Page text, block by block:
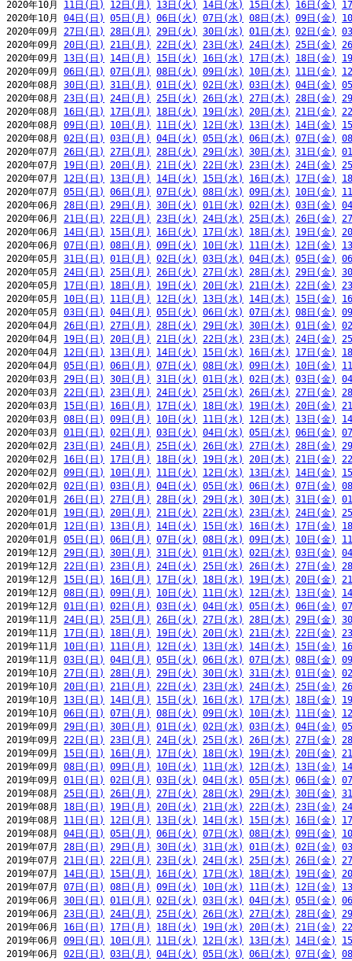
2020年10月 11日(日) 12日(月) 13日(火) 14日(水) 15日(木) 16日(金)
2020年10月 04日(日) 05日(月) 06日(火) 07日(水) 08日(木) 09日(金)
2020年09月 27日(日) 28日(月) 29日(火) 30日(水) 01日(木) 02日(金)
2020年09月 20日(日) 21日(月) 22日(火) 23日(水) 24日(木) 25日(金)
2020年09月 13日(日) 14日(月) 15日(火) 16日(水) 17日(木) 18日(金)
2020年09月 06日(日) 07日(月) 08日(火) 09日(水) 10日(木) 11日(金)
2020年08月 30日(日) 31日(月) 01日(火) 02日(水) 03日(木) 04日(金)
2020年08月 23日(日) 24日(月) 25日(火) 26日(水) 27日(木) 28日(金)
2020年08月 16日(日) 17日(月) 18日(火) 19日(水) 20日(木) 21日(金)
2020年08月 09日(日) 10日(月) 11日(火) 12日(水) 13日(木) 14日(金)
2020年08月 02日(日) 03日(月) 04日(火) 05日(水) 06日(木) 07日(金)
2020年07月 26日(日) 27日(月) 28日(火) 29日(水) 30日(木) 31日(金)
2020年07月 19日(日) 20日(月) 21日(火) 22日(水) 23日(木) 24日(金)
2020年07月 12日(日) 13日(月) 14日(火) 15日(水) 16日(木) 17日(金)
2020年07月 05日(日) 06日(月) 07日(火) 08日(水) 09日(木) 10日(金)
2020年06月 28日(日) 29日(月) 30日(火) 01日(水) 02日(木) 03日(金)
2020年06月 21日(日) 22日(月) 23日(火) 24日(水) 25日(木) 26日(金)
2020年06月 14日(日) 15日(月) 16日(火) 17日(水) 18日(木) 19日(金)
2020年06月 07日(日) 08日(月) 09日(火) 10日(水) 11日(木) 12日(金)
2020年05月 31日(日) 01日(月) 02日(火) 03日(水) 04日(木) 05日(金)
2020年05月 24日(日) 25日(月) 26日(火) 27日(水) 28日(木) 29日(金)
2020年05月 17日(日) 18日(月) 19日(火) 20日(水) 21日(木) 22日(金)
2020年05月 10日(日) 11日(月) 12日(火) 13日(水) 14日(木) 15日(金)
2020年05月 03日(日) 04日(月) 05日(火) 06日(水) 07日(木) 08日(金)
2020年04月 26日(日) 27日(月) 28日(火) 29日(水) 30日(木) 01日(金)
2020年04月 19日(日) 20日(月) 21日(火) 22日(水) 23日(木) 24日(金)
2020年04月 12日(日) 13日(月) 14日(火) 15日(水) 16日(木) 17日(金)
2020年04月 05日(日) 06日(月) 07日(火) 08日(水) 09日(木) 10日(金)
2020年03月 29日(日) 30日(月) 31日(火) 01日(水) 02日(木) 03日(金)
2020年03月 22日(日) 23日(月) 24日(火) 25日(水) 26日(木) 27日(金)
2020年03月 15日(日) 16日(月) 17日(火) 18日(水) 19日(木) 20日(金)
2020年03月 08日(日) 09日(月) 10日(火) 11日(水) 12日(木) 13日(金)
2020年03月 01日(日) 02日(月) 03日(火) 04日(水) 05日(木) 06日(金)
2020年02月 23日(日) 24日(月) 25日(火) 26日(水) 27日(木) 28日(金)
2020年02月 16日(日) 17日(月) 18日(火) 19日(水) 20日(木) 21日(金)
2020年02月 09日(日) 10日(月) 11日(火) 12日(水) 13日(木) 14日(金)
2020年02月 02日(日) 03日(月) 04日(火) 05日(水) 06日(木) 07日(金)
2020年01月 26日(日) 27日(月) 28日(火) 29日(水) 30日(木) 31日(金)
2020年01月 19日(日) 20日(月) 21日(火) 22日(水) 23日(木) 24日(金)
2020年01月 12日(日) 13日(月) 14日(火) 15日(水) 16日(木) 17日(金)
2020年01月 05日(日) 06日(月) 07日(火) 08日(水) 09日(木) 10日(金)
2019年12月 29日(日) 30日(月) 31日(火) 01日(水) 02日(木) 03日(金)
2019年12月 22日(日) 23日(月) 24日(火) 25日(水) 26日(木) 27日(金)
2019年12月 15日(日) 16日(月) 17日(火) 18日(水) 19日(木) 20日(金)
2019年12月 08日(日) 09日(月) 10日(火) 11日(水) 12日(木) 13日(金)
2019年12月 01日(日) 02日(月) 03日(火) 04日(水) 05日(木) 06日(金)
2019年11月 24日(日) 25日(月) 26日(火) 27日(水) 28日(木) 29日(金)
2019年11月 17日(日) 18日(月) 19日(火) 20日(水) 21日(木) 22日(金)
2019年11月 10日(日) 11日(月) 12日(火) 13日(水) 14日(木) 15日(金)
2019年11月 03日(日) 04日(月) 05日(火) 06日(水) 07日(木) 08日(金)
2019年10月 27日(日) 28日(月) 29日(火) 30日(水) 31日(木) 01日(金)
2019年10月 20日(日) 21日(月) 22日(火) 23日(水) 24日(木) 25日(金)
2019年10月 13日(日) 14日(月) 15日(火) 16日(水) 17日(木) 18日(金)
2019年10月 06日(日) 07日(月) 08日(火) 09日(水) 10日(木) 11日(金)
2019年09月 29日(日) 30日(月) 01日(火) 02日(水) 03日(木) 04日(金)
2019年09月 22日(日) 23日(月) 24日(火) 25日(水) 26日(木) 27日(金)
2019年09月 15日(日) 16日(月) 17日(火) 18日(水) 19日(木) 20日(金)
2019年09月 08日(日) 09日(月) 10日(火) 11日(水) 12日(木) 13日(金)
2019年09月 01日(日) 02日(月) 03日(火) 04日(水) 05日(木) 06日(金)
2019年08月 25日(日) 26日(月) 27日(火) 28日(水) 29日(木) 30日(金)
2019年08月 18日(日) 19日(月) 20日(火) 21日(水) 22日(木) 23日(金)
2019年08月 11日(日) 12日(月) 13日(火) 14日(水) 15日(木) 16日(金)
2019年08月 04日(日) 05日(月) 06日(火) 07日(水) 08日(木) 09日(金)
2019年07月 28日(日) 29日(月) 30日(火) 31日(水) 01日(木) 02日(金)
2019年07月 21日(日) 22日(月) 23日(火) 24日(水) 25日(木) 26日(金)
2019年07月 14日(日) 15日(月) 16日(火) 17日(水) 18日(木) 19日(金)
2019年07月 07日(日) 08日(月) 09日(火) 10日(水) 11日(木) 12日(金)
2019年06月 30日(日) 01日(月) 02日(火) 03日(水) 04日(木) 05日(金)
2019年06月 23日(日) 24日(月) 25日(火) 26日(水) 27日(木) 28日(金)
2019年06月 16日(日) 17日(月) 18日(火) 19日(水) 20日(木) 21日(金)
2019年06月 09日(日) 10日(月) 11日(火) 12日(水) 13日(木) 14日(金)
2019年06月 02日(日) 03日(月) 04日(火) 05日(水) 06日(木) 07日(金)